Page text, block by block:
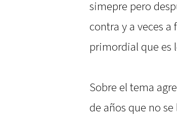
simepre pero
contra y a veces
primordial que es
Sobre el tema
de años que no